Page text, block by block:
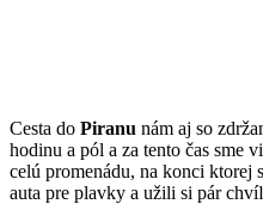
Cesta do Piranu nám aj so
hodinu a pól a za tento čas sme
celú promenádu, na konci ktorej
auta pre plavky a užili si pár